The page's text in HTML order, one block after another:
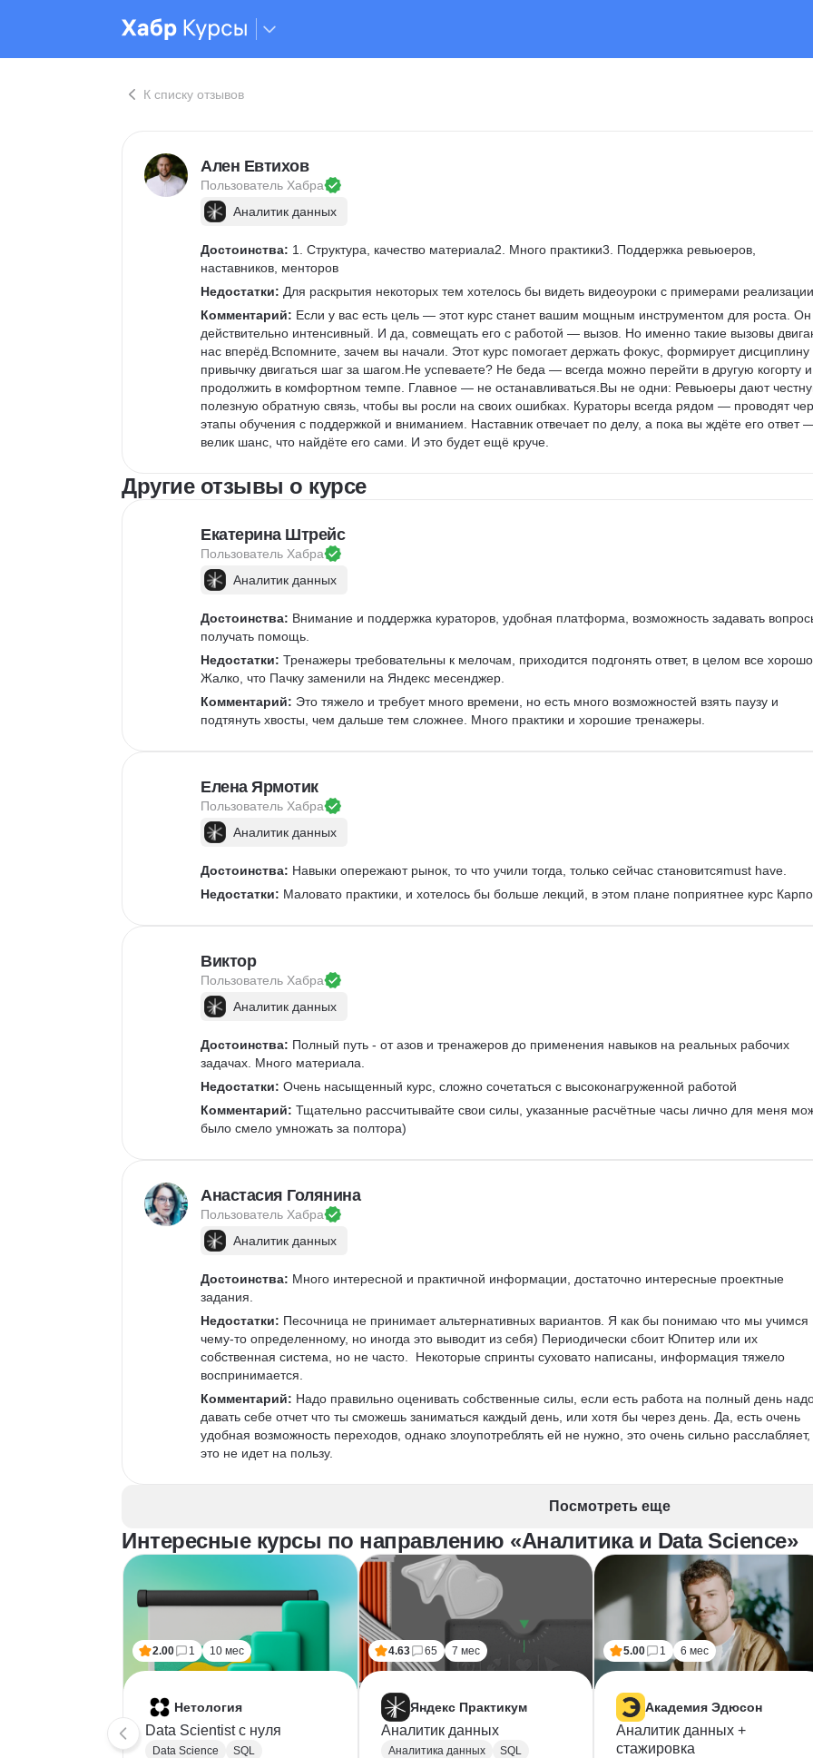
К списку отзывов
Ален Евтихов
Пользователь Хабра
Аналитик данных
Достоинства: 1. Структура, качество материала2. Много практики3. Поддержка ревьюеров,
наставников, менторов
Недостатки: Для раскрытия некоторых тем хотелось бы видеть видеоуроки с примерами
Комментарий: Если у вас есть цель — этот курс станет вашим мощным инструментом для роста.
действительно интенсивный. И да, совмещать его с работой — вызов. Но именно такие вызовы
нас вперёд.Вспомните, зачем вы начали. Этот курс помогает держать фокус, формирует
привычку двигаться шаг за шагом.Не успеваете? Не беда — всегда можно перейти в другую когорту
продолжить в комфортном темпе. Главное — не останавливаться.Вы не одни: Ревьюеры дают
полезную обратную связь, чтобы вы росли на своих ошибках. Кураторы всегда рядом — проводят
этапы обучения с поддержкой и вниманием. Наставник отвечает по делу, а пока вы ждёте его ответ
велик шанс, что найдёте его сами. И это будет ещё круче.
Другие отзывы о курсе
Екатерина Штрейс
Пользователь Хабра
Аналитик данных
Достоинства: Внимание и поддержка кураторов, удобная платформа, возможность задавать
получать помощь.
Недостатки: Тренажеры требовательны к мелочам, приходится подгонять ответ, в целом все
Жалко, что Пачку заменили на Яндекс месенджер.
Комментарий: Это тяжело и требует много времени, но есть много возможностей взять паузу и
подтянуть хвосты, чем дальше тем сложнее. Много практики и хорошие тренажеры.
Елена Ярмотик
Пользователь Хабра
Аналитик данных
Достоинства: Навыки опережают рынок, то что учили тогда, только сейчас становитсяmust have.
Недостатки: Маловато практики, и хотелось бы больше лекций, в этом плане поприятнее курс
Виктор
Пользователь Хабра
Аналитик данных
Достоинства: Полный путь - от азов и тренажеров до применения навыков на реальных рабочих
задачах. Много материала.
Недостатки: Очень насыщенный курс, сложно сочетаться с высоконагруженной работой
Комментарий: Тщательно рассчитывайте свои силы, указанные расчётные часы лично для меня
было смело умножать за полтора)
Анастасия Голянина
Пользователь Хабра
Аналитик данных
Достоинства: Много интересной и практичной информации, достаточно интересные проектные
задания.
Недостатки: Песочница не принимает альтернативных вариантов. Я как бы понимаю что мы учимся
чему-то определенному, но иногда это выводит из себя) Периодически сбоит Юпитер или их
собственная система, но не часто.  Некоторые спринты суховато написаны, информация тяжело
воспринимается.
Комментарий: Надо правильно оценивать собственные силы, если есть работа на полный день
давать себе отчет что ты сможешь заниматься каждый день, или хотя бы через день. Да, есть очень
удобная возможность переходов, однако злоупотреблять ей не нужно, это очень сильно
это не идет на пользу.
Посмотреть еще
Интересные курсы по направлению «Аналитика и Data Science»
2.00 1 10 мес
Нетология
Data Scientist с нуля
Data Science
SQL
4.63 65 7 мес
Яндекс Практикум
Аналитик данных
Аналитика данных
SQL
5.00 1 6 мес
Академия Эдюсон
Аналитик данных +
стажировка